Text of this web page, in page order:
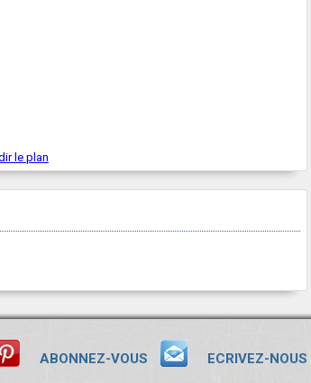
le plan
ABONNEZ-VOUS ECRIVEZ-NOUS